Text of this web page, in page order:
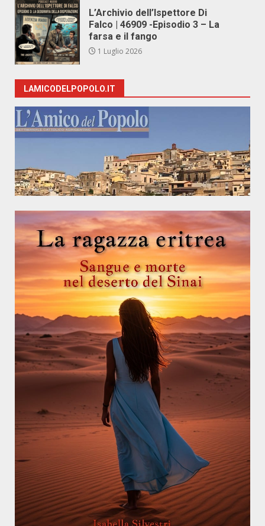
L’Archivio dell’Ispettore Di
Falco | 46909 -Episodio 3 – La
farsa e il fango
1 Luglio 2026
LAMICODELPOPOLO.IT